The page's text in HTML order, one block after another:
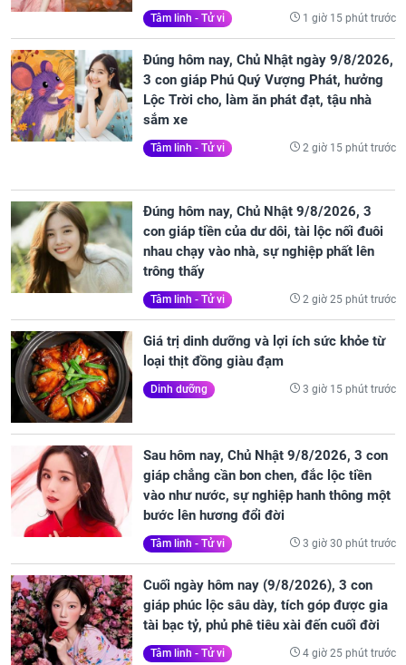
Tâm linh - Tử vi 1 giờ 15 phút trước
Đúng hôm nay, Chủ Nhật ngày 9/8/2026,
3 con giáp Phú Quý Vượng Phát, hưởng
Lộc Trời cho, làm ăn phát đạt, tậu nhà
sắm xe
Tâm linh - Tử vi 2 giờ 15 phút trước
Đúng hôm nay, Chủ Nhật 9/8/2026, 3
con giáp tiền của dư dôi, tài lộc nối đuôi
nhau chạy vào nhà, sự nghiệp phất lên
trông thấy
Tâm linh - Tử vi 2 giờ 25 phút trước
Giá trị dinh dưỡng và lợi ích sức khỏe từ
loại thịt đồng giàu đạm
Dinh dưỡng 3 giờ 15 phút trước
Sau hôm nay, Chủ Nhật 9/8/2026, 3 con
giáp chẳng cần bon chen, đắc lộc tiền
vào như nước, sự nghiệp hanh thông một
bước lên hương đổi đời
Tâm linh - Tử vi 3 giờ 30 phút trước
Cuối ngày hôm nay (9/8/2026), 3 con
giáp phúc lộc sâu dày, tích góp được gia
tài bạc tỷ, phủ phê tiêu xài đến cuối đời
Tâm linh - Tử vi 4 giờ 25 phút trước